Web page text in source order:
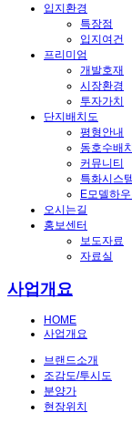
입지환경
특장점
입지여건
프리미엄
개발호재
시장환경
투자가치
단지배치도
평형안내
동호수배
커뮤니티
특화시스
E모델하
오시는길
홍보센터
보도자료
자료실
사업개요
HOME
사업개요
브랜드소개
조감도/투시도
분양가
현장위치